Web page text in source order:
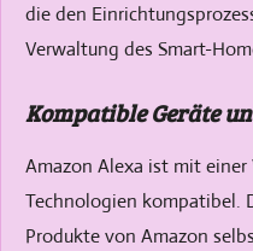
die den
Verwaltung des Smart-
Kompatible Geräte
Amazon Alexa ist mit
Technologien kompatibel.
Produkte von Amazon